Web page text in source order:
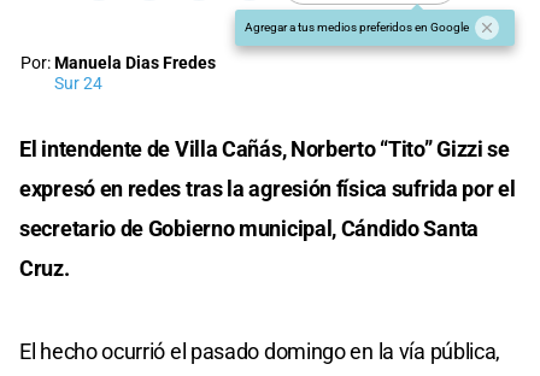
Agregar a tus medios preferidos en Google
Por:Manuela Dias Fredes
Sur 24
El intendente de Villa Cañás, Norberto “Tito” Gizzi se
expresó en redes tras la agresión física sufrida por el
secretario de Gobierno municipal, Cándido Santa
Cruz.
El hecho ocurrió el pasado domingo en la vía pública,